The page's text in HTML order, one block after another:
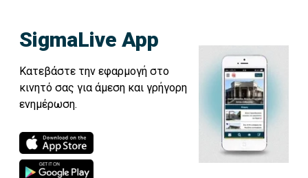
SigmaLive App
Κατεβάστε την εφαρμογή στο
κινητό σας για άμεση και γρήγορη
ενημέρωση.